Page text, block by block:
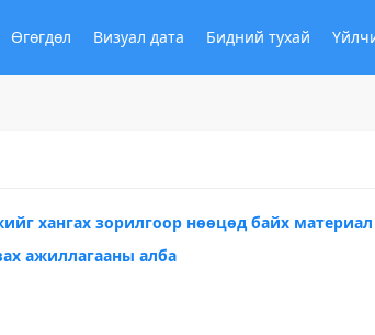
Өгөгдөл Визуал дата Бидний тухай
хангах зорилгоор нөөцөд байх материал
ажиллагааны алба